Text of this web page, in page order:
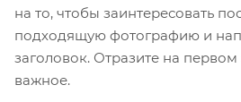
на то, чтобы заинтересовать
подходящую фотографию и
заголовок. Отразите на
важное.